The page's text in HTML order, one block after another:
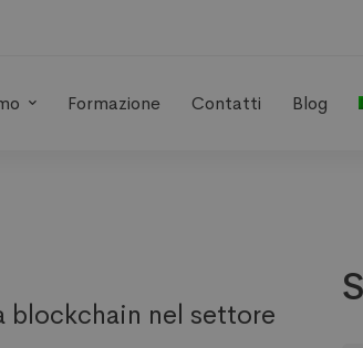
Formazione Contatti Blog
blockchain nel settore